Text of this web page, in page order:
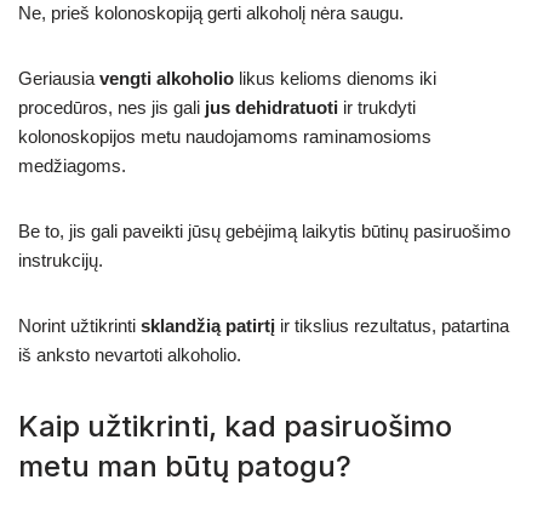
Ne, prieš kolonoskopiją gerti alkoholį nėra saugu.
Geriausia vengti alkoholio likus kelioms dienoms iki
procedūros, nes jis gali jus dehidratuoti ir trukdyti
kolonoskopijos metu naudojamoms raminamosioms
medžiagoms.
Be to, jis gali paveikti jūsų gebėjimą laikytis būtinų pasiruošimo
instrukcijų.
Norint užtikrinti sklandžią patirtį ir tikslius rezultatus, patartina
iš anksto nevartoti alkoholio.
Kaip užtikrinti, kad pasiruošimo
metu man būtų patogu?